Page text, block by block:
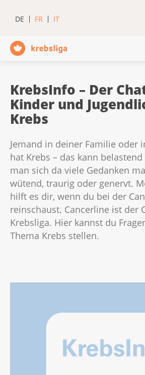
DE FR IT
KrebsInfo – Der
Kinder und
Krebs
Jemand in deiner Familie oder
hat Krebs – das kann
man sich da viele Gedanken
wütend, traurig oder genervt.
hilft es dir, wenn du bei der
reinschaust. Cancerline ist der
Krebsliga. Hier kannst du
Thema Krebs stellen.